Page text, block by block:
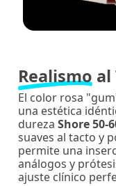
Realismo al
El color rosa
una estética
dureza Shore 50-
suaves al tacto y
permite una
análogos y
ajuste clínico